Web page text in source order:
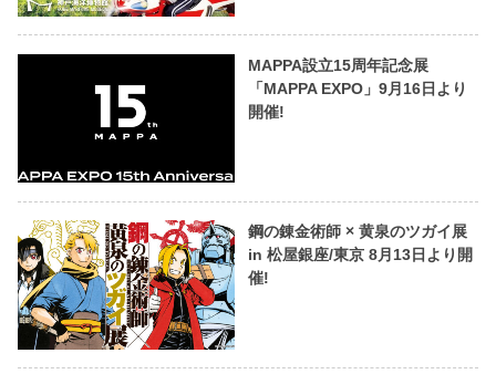
MAPPA設立15周年記念展
「MAPPA EXPO」9月16日より
開催!
鋼の錬金術師 × 黄泉のツガイ展
in 松屋銀座/東京 8月13日より開
催!